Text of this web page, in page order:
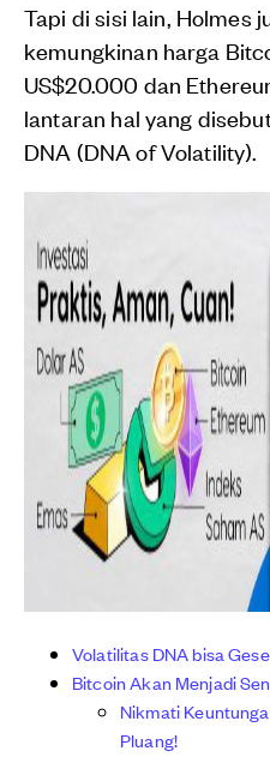
Tapi di sisi lain, Holmes
kemungkinan harga
US$20.000 dan
lantaran hal yang
DNA (DNA of Volatility).
Volatilitas DNA bisa
Bitcoin Akan Menjadi
Nikmati
Pluang!